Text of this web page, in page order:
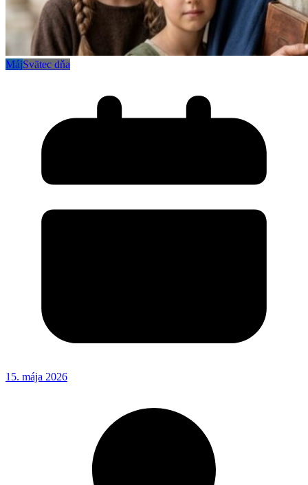
MájSvätec dňa
15. mája 2026